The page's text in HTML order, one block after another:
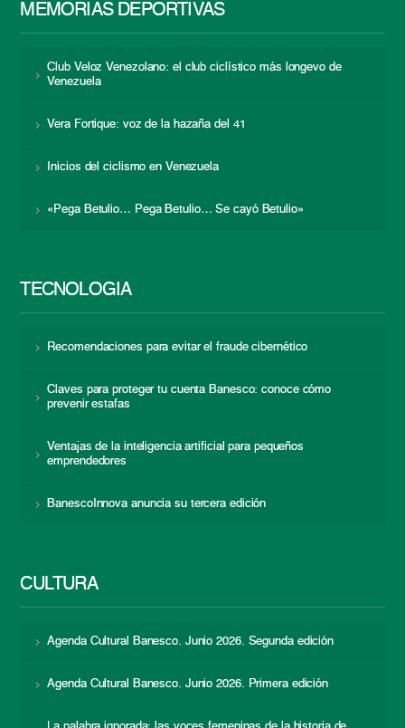
MEMORIAS DEPORTIVAS
Club Veloz Venezolano: el club ciclístico más longevo de
Venezuela
Vera Fortique: voz de la hazaña del 41
Inicios del ciclismo en Venezuela
«Pega Betulio… Pega Betulio… Se cayó Betulio»
TECNOLOGÍA
Recomendaciones para evitar el fraude cibernético
Claves para proteger tu cuenta Banesco: conoce cómo
prevenir estafas
Ventajas de la inteligencia artificial para pequeños
emprendedores
BanescoInnova anuncia su tercera edición
CULTURA
Agenda Cultural Banesco. Junio 2026. Segunda edición
Agenda Cultural Banesco. Junio 2026. Primera edición